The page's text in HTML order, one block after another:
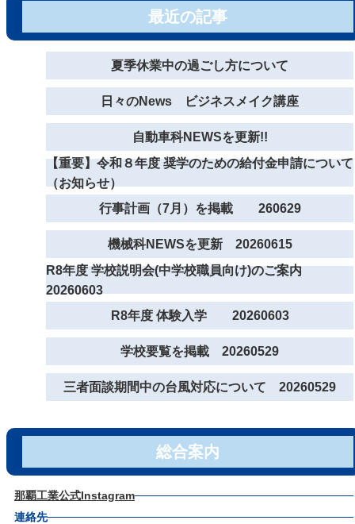
最近の記事
夏季休業中の過ごし方について
日々のNews ビジネスメイク講座
自動車科NEWSを更新!!
【重要】令和８年度 奨学のための給付金申請について
（お知らせ）
行事計画（7月）を掲載 260629
機械科NEWSを更新 20260615
R8年度 学校説明会(中学校職員向け)のご案内
20260603
R8年度 体験入学 20260603
学校要覧を掲載 20260529
三者面談期間中の台風対応について 20260529
総合案内
那覇工業公式Instagram
連絡先